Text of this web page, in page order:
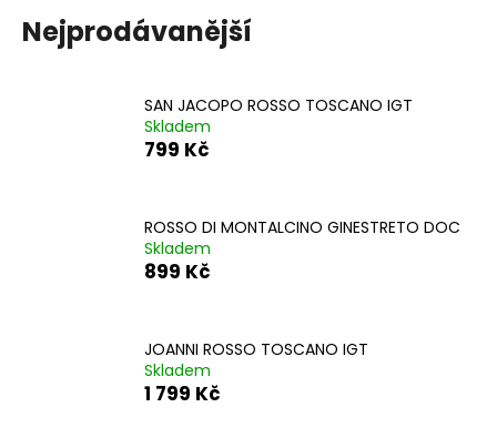
Nejprodávanější
SAN JACOPO ROSSO TOSCANO IGT
Skladem
799 Kč
ROSSO DI MONTALCINO GINESTRETO DOC
Skladem
899 Kč
JOANNI ROSSO TOSCANO IGT
Skladem
1 799 Kč
r